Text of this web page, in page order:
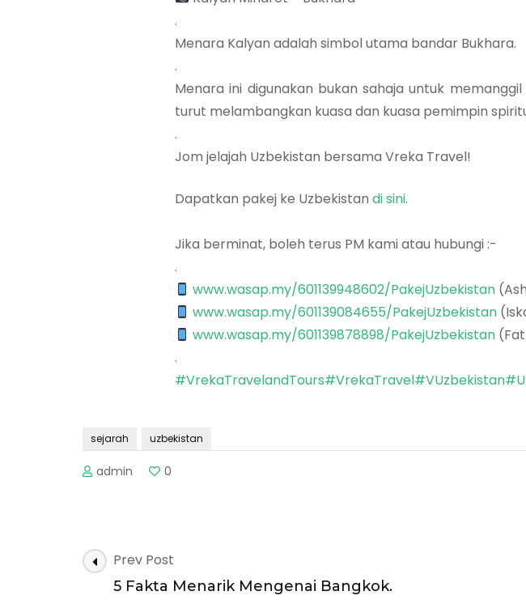
.
Menara Kalyan adalah simbol utama bandar Bukhara.
.
Menara ini digunakan bukan sahaja untuk
turut melambangkan kuasa dan kuasa pemimpin
.
Jom jelajah Uzbekistan bersama Vreka Travel!
Dapatkan pakej ke Uzbekistan di sini.
Jika berminat, boleh terus PM kami atau hubungi :-
.
www.wasap.my/601139948602/PakejUzbekistan
www.wasap.my/601139084655/PakejUzbekistan
www.wasap.my/601139878898/PakejUzbekistan
.
#VrekaTravelandTours#VrekaTravel#VUzbekistan
sejarah uzbekistan
admin 0
Post
Navigation
Prev Post
5 Fakta Menarik Mengenai Bangkok.